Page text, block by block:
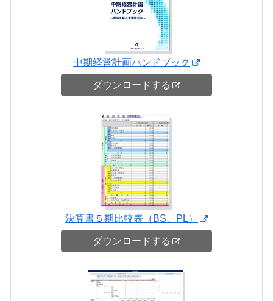
中期経営計画ハンドブック
ダウンロードする
決算書５期比較表（BS、PL）
ダウンロードする